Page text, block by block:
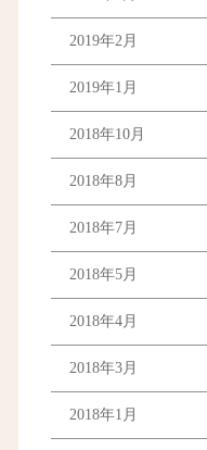
2019年2月
2019年1月
2018年10月
2018年8月
2018年7月
2018年5月
2018年4月
2018年3月
2018年1月